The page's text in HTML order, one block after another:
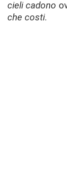
cieli cadono
che costi.